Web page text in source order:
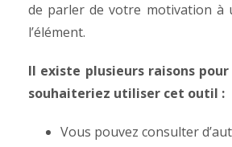
de parler de votre motivation à
l’élément.
Il existe plusieurs raisons
souhaiteriez utiliser cet outil :
Vous pouvez consulter